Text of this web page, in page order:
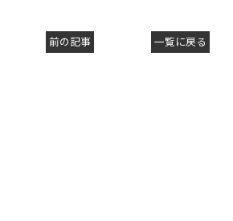
前の記事 一覧に戻る